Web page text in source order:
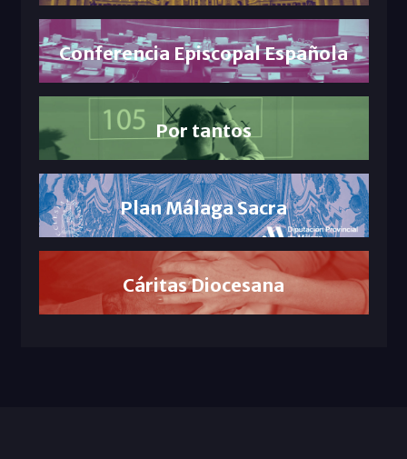
Conferencia Episcopal Española
Por tantos
Plan Málaga Sacra
Cáritas Diocesana